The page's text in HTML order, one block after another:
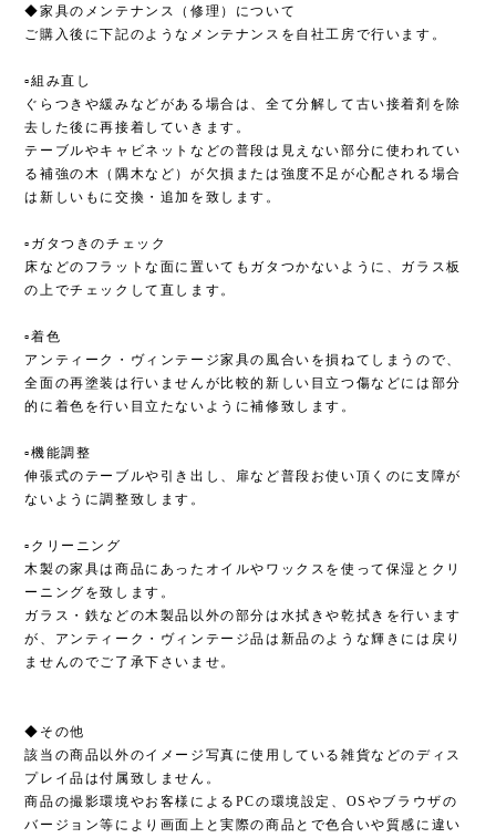
◆家具のメンテナンス（修理）について
ご購入後に下記のようなメンテナンスを自社工房で行います。
▫︎組み直し
ぐらつきや緩みなどがある場合は、全て分解して古い接着剤を除
去した後に再接着していきます。
テーブルやキャビネットなどの普段は見えない部分に使われてい
る補強の木（隅木など）が欠損または強度不足が心配される場合
は新しいもに交換・追加を致します。
▫︎ガタつきのチェック
床などのフラットな面に置いてもガタつかないように、ガラス板
の上でチェックして直します。
▫︎着色
アンティーク・ヴィンテージ家具の風合いを損ねてしまうので、
全面の再塗装は行いませんが比較的新しい目立つ傷などには部分
的に着色を行い目立たないように補修致します。
▫︎機能調整
伸張式のテーブルや引き出し、扉など普段お使い頂くのに支障が
ないように調整致します。
▫︎クリーニング
木製の家具は商品にあったオイルやワックスを使って保湿とクリ
ーニングを致します。
ガラス・鉄などの木製品以外の部分は水拭きや乾拭きを行います
が、アンティーク・ヴィンテージ品は新品のような輝きには戻り
ませんのでご了承下さいませ。
◆その他
該当の商品以外のイメージ写真に使用している雑貨などのディス
プレイ品は付属致しません。
商品の撮影環境やお客様によるPCの環境設定、OSやブラウザの
バージョン等により画面上と実際の商品とで色合いや質感に違い